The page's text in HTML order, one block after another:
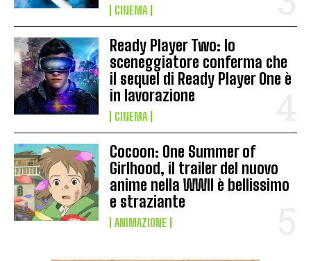
CINEMA
Ready Player Two: lo
sceneggiatore conferma che
il sequel di Ready Player One è
in lavorazione
CINEMA
Cocoon: One Summer of
Girlhood, il trailer del nuovo
anime nella WWII è bellissimo
e straziante
ANIMAZIONE